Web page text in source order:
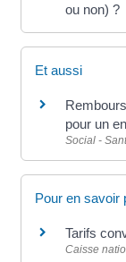
ou non) ?
Et aussi
pour un
Social -
Pour en savoir
Tarifs
Caisse